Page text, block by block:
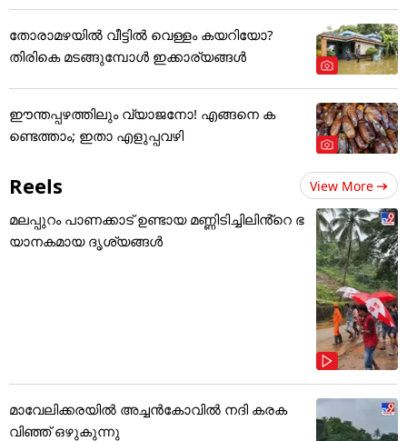
തോരാമഴയിൽ വീട്ടിൽ വെള്ളം കയറിയോ?
തിരികെ മടങ്ങുമ്പോൾ ഇക്കാര്യങ്ങൾ
ഈന്തപ്പഴത്തിലും വ്യാജനോ! എങ്ങനെ ക
ണ്ടെത്താം; ഇതാ എളുപ്പവഴി
Reels View More
മലപ്പുറം പാണക്കാട് ഉണ്ടായ മണ്ണിടിച്ചിലിൻ്റെ ഭ
യാനകമായ ദൃശ്യങ്ങൾ
മാവേലിക്കരയിൽ അച്ചൻകോവിൽ നദി കരക
വിഞ്ഞ് ഒഴുകുന്നു